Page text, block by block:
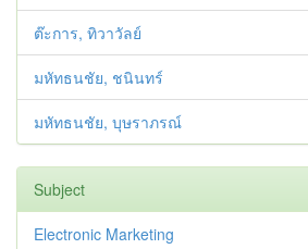
ต๊ะการ, ทิวาวัลย์
มหัทธนชัย, ชนินทร์
มหัทธนชัย, บุษราภรณ์
Subject
Electronic Marketing